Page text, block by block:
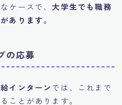
ケースで、 大学生でも職務
あります。
の応募
インターンでは、これまで
ことがあります。